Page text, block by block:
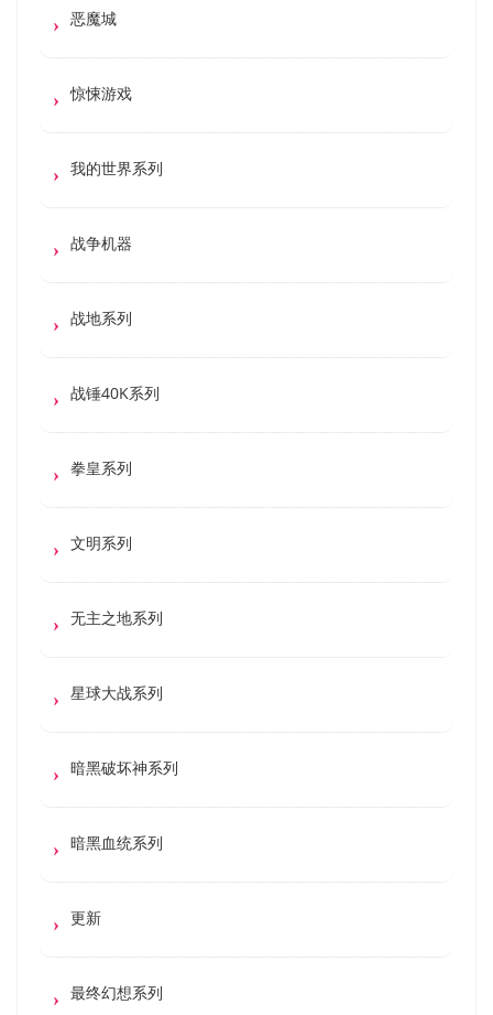
恶魔城
惊悚游戏
我的世界系列
战争机器
战地系列
战锤40K系列
拳皇系列
文明系列
无主之地系列
星球大战系列
暗黑破坏神系列
暗黑血统系列
更新
最终幻想系列